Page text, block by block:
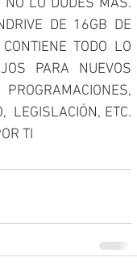
NO LO DUDES MÁS.
DE 16GB DE
TODO LO
PARA NUEVOS
LEGISLACIÓN, ETC.
TI